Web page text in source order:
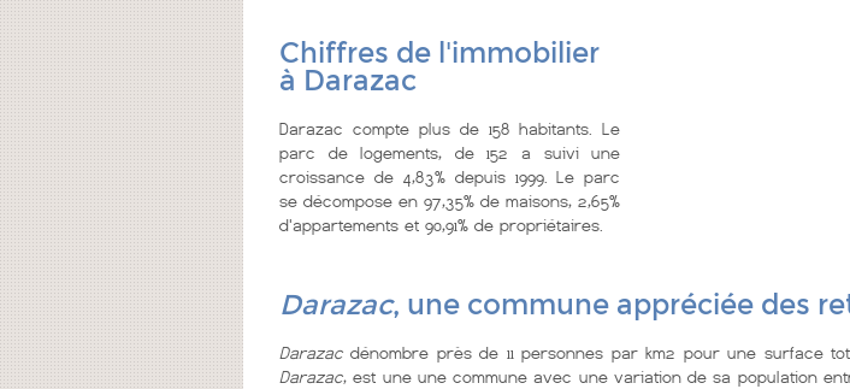
Chiffres de l'immobilier
à Darazac
Darazac compte plus de 158 habitants. Le
parc de logements, de 152 a suivi une
croissance de 4,83% depuis 1999. Le parc
se décompose en 97,35% de maisons, 2,65%
d'appartements et 90,91% de propriétaires.
Darazac, une commune appréciée des
Darazac dénombre près de 11 personnes par km2 pour une surface
Darazac, est une une communeavec une variation de sa population